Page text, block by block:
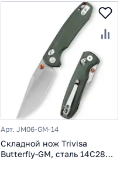
Арт. JM06-GM-14
Складной нож Trivisa
Butterfly-GM, сталь 14C28N,